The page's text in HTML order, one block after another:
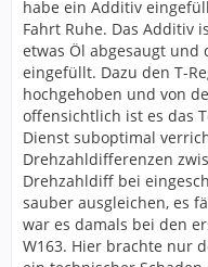
habe ein Additiv
Fahrt Ruhe. Das Additiv
etwas Öl abgesaugt und
eingefüllt. Dazu den T-
hochgehoben und von
offensichtlich ist es das
Dienst suboptimal
Drehzahldifferenzen
Drehzahldiff bei
sauber ausgleichen, es
war es damals bei den
W163. Hier brachte nur